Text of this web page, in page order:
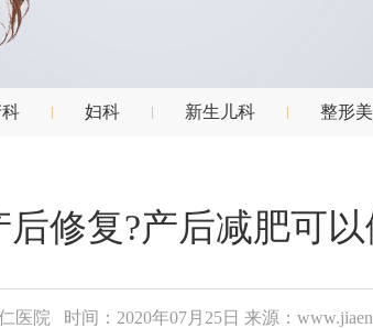
妇科 新生儿科 整形
修复?产后减肥可
医院 时间：2020年07月25日 来源：